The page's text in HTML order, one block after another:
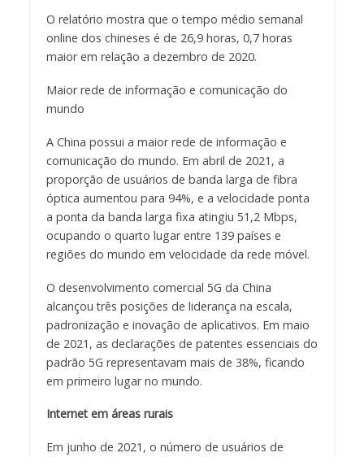
O relatório mostra que o tempo médio semanal
online dos chineses é de 26,9 horas, 0,7 horas
maior em relação a dezembro de 2020.
Maior rede de informação e comunicação do
mundo
A China possui a maior rede de informação e
comunicação do mundo. Em abril de 2021, a
proporção de usuários de banda larga de fibra
óptica aumentou para 94%, e a velocidade ponta
a ponta da banda larga fixa atingiu 51,2 Mbps,
ocupando o quarto lugar entre 139 países e
regiões do mundo em velocidade da rede móvel.
O desenvolvimento comercial 5G da China
alcançou três posições de liderança na escala,
padronização e inovação de aplicativos. Em maio
de 2021, as declarações de patentes essenciais do
padrão 5G representavam mais de 38%, ficando
em primeiro lugar no mundo.
Internet em áreas rurais
Em junho de 2021, o número de usuários de